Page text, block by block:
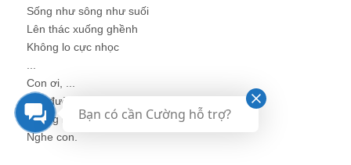
Sống như sông như suối
Lên thác xuống ghềnh
Không lo cực nhọc
Con ơi, ...
Lên đường
Không bao giờ nhỏ bé được
Nghe con.
Bạn có cần Cường hỗ trợ?